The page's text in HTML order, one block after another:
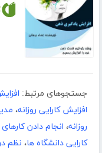
جستجوهای مرتبط:
افزایش کارایی روزانه،
روزانه، انجام دادن کارهای
کارایی دانشگاه ها، نظم